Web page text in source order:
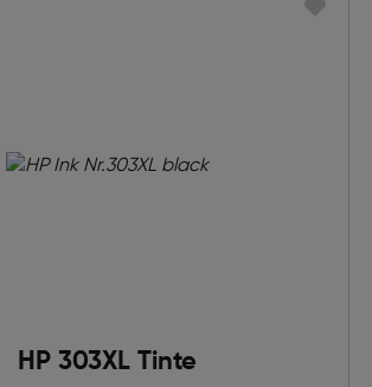
HP 303XL Tinte